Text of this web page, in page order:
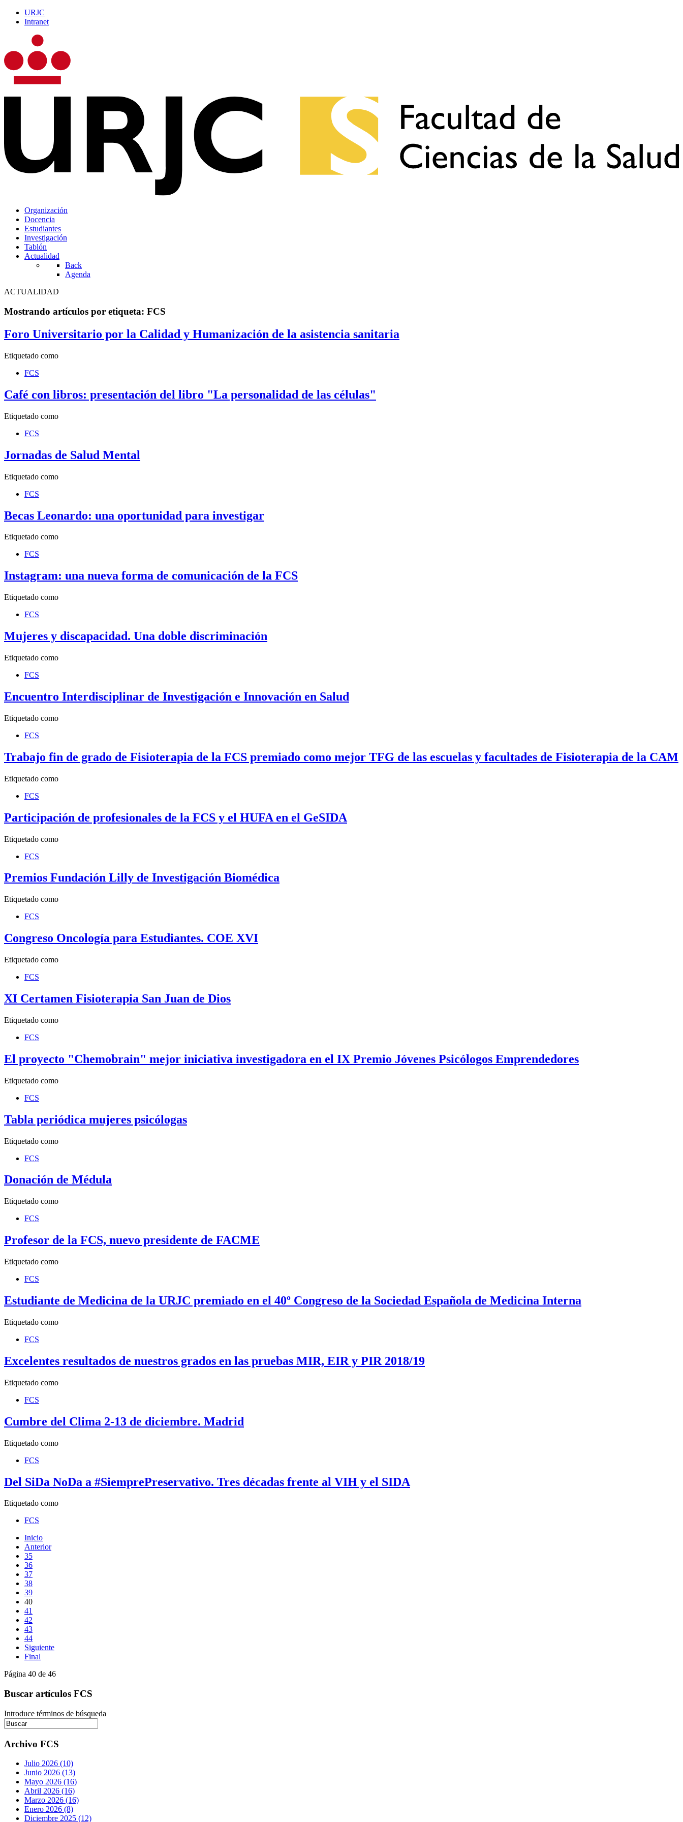
URJC
Intranet
Organización
Docencia
Estudiantes
Investigación
Tablón
Actualidad
Back
Agenda
ACTUALIDAD
Mostrando artículos por etiqueta: FCS
Foro Universitario por la Calidad y Humanización de la asistencia sanitaria
Etiquetado como
FCS
Café con libros: presentación del libro "La personalidad de las células"
Etiquetado como
FCS
Jornadas de Salud Mental
Etiquetado como
FCS
Becas Leonardo: una oportunidad para investigar
Etiquetado como
FCS
Instagram: una nueva forma de comunicación de la FCS
Etiquetado como
FCS
Mujeres y discapacidad. Una doble discriminación
Etiquetado como
FCS
Encuentro Interdisciplinar de Investigación e Innovación en Salud
Etiquetado como
FCS
Trabajo fin de grado de Fisioterapia de la FCS premiado como mejor TFG de las escuelas y facultades de Fisioterapia de la CAM
Etiquetado como
FCS
Participación de profesionales de la FCS y el HUFA en el GeSIDA
Etiquetado como
FCS
Premios Fundación Lilly de Investigación Biomédica
Etiquetado como
FCS
Congreso Oncología para Estudiantes. COE XVI
Etiquetado como
FCS
XI Certamen Fisioterapia San Juan de Dios
Etiquetado como
FCS
El proyecto "Chemobrain" mejor iniciativa investigadora en el IX Premio Jóvenes Psicólogos Emprendedores
Etiquetado como
FCS
Tabla periódica mujeres psicólogas
Etiquetado como
FCS
Donación de Médula
Etiquetado como
FCS
Profesor de la FCS, nuevo presidente de FACME
Etiquetado como
FCS
Estudiante de Medicina de la URJC premiado en el 40º Congreso de la Sociedad Española de Medicina Interna
Etiquetado como
FCS
Excelentes resultados de nuestros grados en las pruebas MIR, EIR y PIR 2018/19
Etiquetado como
FCS
Cumbre del Clima 2-13 de diciembre. Madrid
Etiquetado como
FCS
Del SiDa NoDa a #SiemprePreservativo. Tres décadas frente al VIH y el SIDA
Etiquetado como
FCS
Inicio
Anterior
35
36
37
38
39
40
41
42
43
44
Siguiente
Final
Página 40 de 46
Buscar artículos FCS
Introduce términos de búsqueda
Archivo FCS
Julio 2026 (10)
Junio 2026 (13)
Mayo 2026 (16)
Abril 2026 (16)
Marzo 2026 (16)
Enero 2026 (8)
Diciembre 2025 (12)